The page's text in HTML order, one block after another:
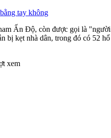
tay không
Ấn Độ, còn được gọi là "người
bị kẹt nhà dân, trong đó có 52 hổ
xem